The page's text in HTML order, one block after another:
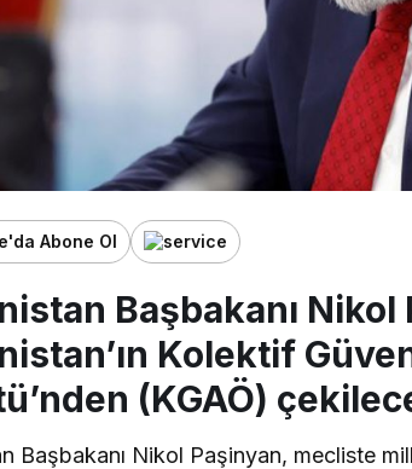
Abone Ol
Başbakanı Nikol
Kolektif
(KGAÖ)
Başbakanı Nikol Paşinyan, mecliste